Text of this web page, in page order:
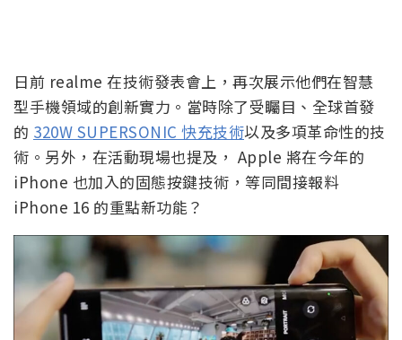
日前 realme 在技術發表會上，再次展示他們在智慧
型手機領域的創新實力。當時除了受矚目、全球首發
的 320W SUPERSONIC 快充技術以及多項革命性的技
術。另外，在活動現場也提及， Apple 將在今年的
iPhone 也加入的固態按鍵技術，等同間接報料
iPhone 16 的重點新功能？